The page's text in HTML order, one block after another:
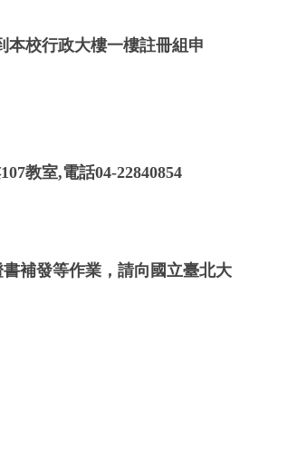
本校行政大樓一樓註冊組申
教室,電話04-22840854
補發等作業，請向國立臺北大